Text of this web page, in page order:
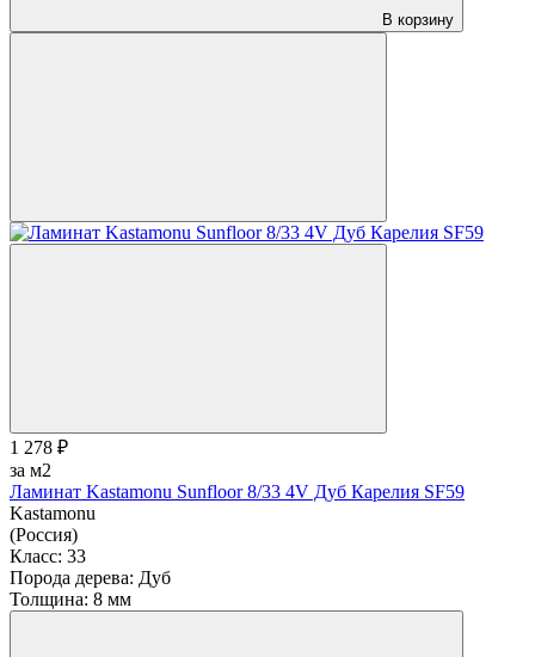
В корзину
1 278 ₽
за м2
Ламинат Kastamonu Sunfloor 8/33 4V Дуб Карелия SF59
Kastamonu
(Россия)
Класс: 33
Порода дерева: Дуб
Толщина: 8 мм